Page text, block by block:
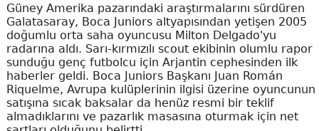
Güney Amerika pazarındaki araştırmalarını sürdüren
Galatasaray, Boca Juniors altyapısından yetişen 2005
doğumlu orta saha oyuncusu Milton Delgado'yu
radarına aldı. Sarı-kırmızılı scout ekibinin olumlu rapor
sunduğu genç futbolcu için Arjantin cephesinden ilk
haberler geldi. Boca Juniors Başkanı Juan Román
Riquelme, Avrupa kulüplerinin ilgisi üzerine oyuncunun
satışına sıcak baksalar da henüz resmi bir teklif
almadıklarını ve pazarlık masasına oturmak için net